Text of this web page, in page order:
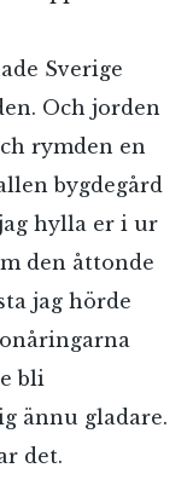
Sverige
Och jorden
rymden en
bygdegård
hylla er i ur
den åttonde
jag hörde
bli
ännu gladare.
det.